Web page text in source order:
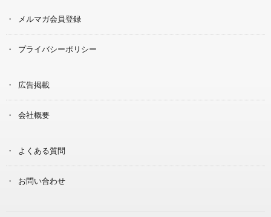
メルマガ会員登録
プライバシーポリシー
広告掲載
会社概要
よくある質問
お問い合わせ